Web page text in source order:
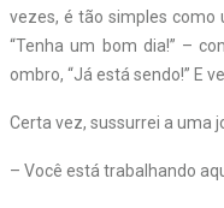
vezes, é tão simples
“Tenha um bom dia!” –
ombro, “Já está sendo!” E
Certa vez, sussurrei a uma
– Você está trabalhando